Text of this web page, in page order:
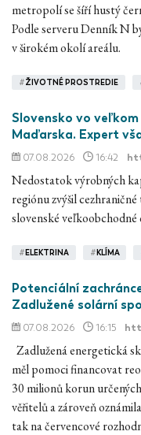
metropolí se šíří hustý
Podle serveru Denník N
v širokém okolí areálu.
#ŽIVOTNÉ PROSTREDIE
Slovensko vo
Maďarska. Expert
07.08.2026 16:42
Nedostatok výrobných
regiónu zvýšil
slovenské veľkoobchodné
# ELEKTRINA # KLÍMA
Potenciální
Zadlužené solární
07.08.2026 16:15
Zadlužená energetická
měl pomoci financovat
30 milionů korun
věřitelů a zároveň
tak na červencové